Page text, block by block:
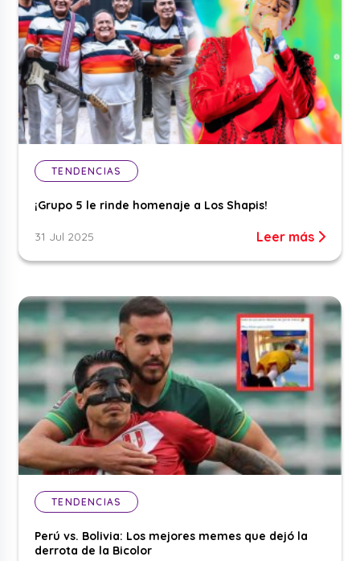
TENDENCIAS
¡Grupo 5 le rinde homenaje a Los Shapis!
31 Jul 2025 Leer más
TENDENCIAS
Perú vs. Bolivia: Los mejores memes que dejó la
derrota de la Bicolor